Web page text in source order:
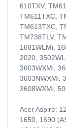
610TXV,
TM611TXC,
TM613TXC,
TM738TLV,
1681WLMi,
2020,
3603WXMi,
3603NWXMi,
3608WXMi,
Acer Aspire:
1650, 1690